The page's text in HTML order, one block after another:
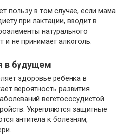
пользу в том случае, если мама
при лактации, вводит в
натурального
и не принимает алкоголь.
в будущем
здоровье ребенка в
вероятность развития
вегетососудистой
Укрепляются защитные
антитела к болезням,